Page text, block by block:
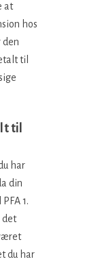
at
hos
den
til
til
har
din
1.
det
du har